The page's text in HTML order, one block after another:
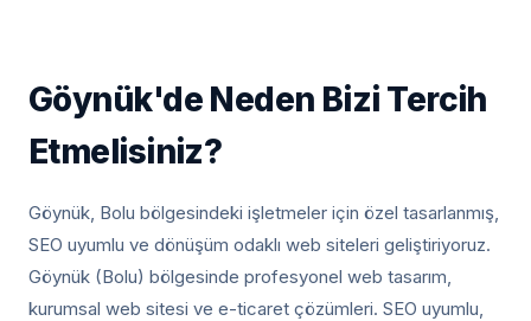
Göynük'de Neden Bizi Tercih
Etmelisiniz?
Göynük, Bolu bölgesindeki işletmeler için özel tasarlanmış,
SEO uyumlu ve dönüşüm odaklı web siteleri geliştiriyoruz.
Göynük (Bolu) bölgesinde profesyonel web tasarım,
kurumsal web sitesi ve e-ticaret çözümleri. SEO uyumlu,